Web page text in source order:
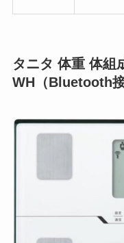
タニタ 体重 体組
WH（Bluetooth接